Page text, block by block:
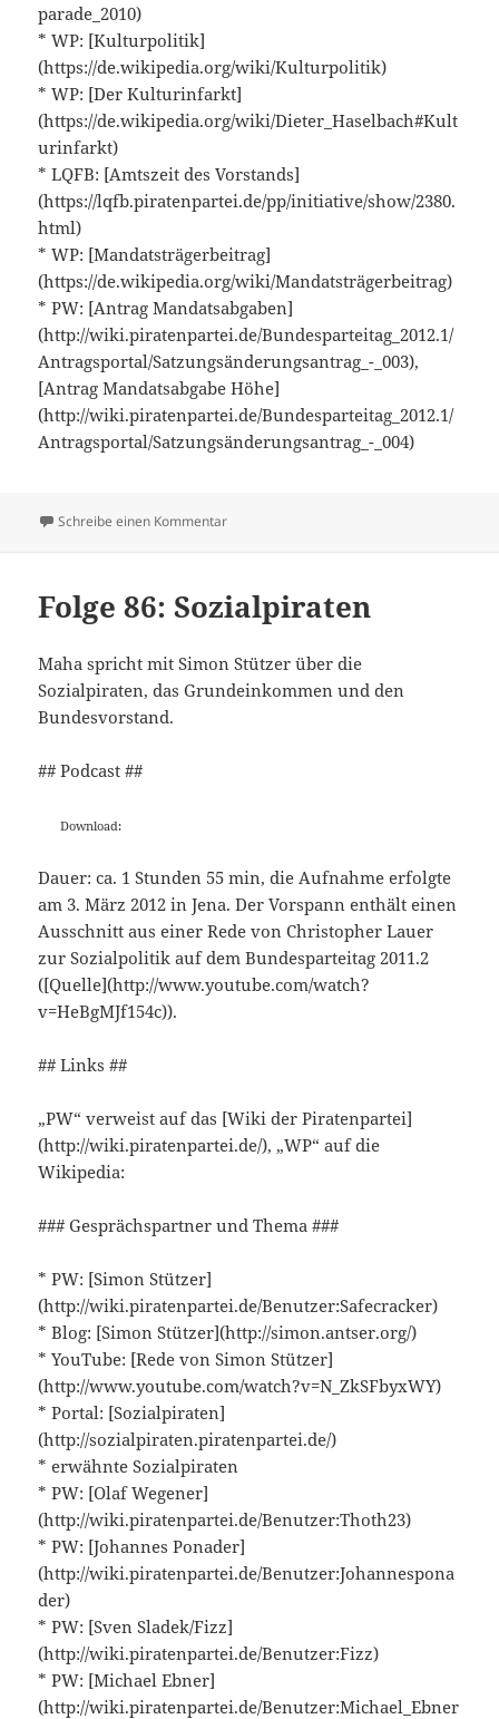
parade_2010)
* WP: [Kulturpolitik]
(https://de.wikipedia.org/wiki/Kulturpolitik)
* WP: [Der Kulturinfarkt]
(https://de.wikipedia.org/wiki/Dieter_Haselbach#Kult
urinfarkt)
* LQFB: [Amtszeit des Vorstands]
(https://lqfb.piratenpartei.de/pp/initiative/show/2380.
html)
* WP: [Mandatsträgerbeitrag]
(https://de.wikipedia.org/wiki/Mandatsträgerbeitrag)
* PW: [Antrag Mandatsabgaben]
(http://wiki.piratenpartei.de/Bundesparteitag_2012.1/
Antragsportal/Satzungsänderungsantrag_-_003),
[Antrag Mandatsabgabe Höhe]
(http://wiki.piratenpartei.de/Bundesparteitag_2012.1/
Antragsportal/Satzungsänderungsantrag_-_004)
Schreibe einen Kommentarzu Folge 89: Bundesparteitag 2012.1
Folge 86: Sozialpiraten
Maha spricht mit Simon Stützer über die
Sozialpiraten, das Grundeinkommen und den
Bundesvorstand.
## Podcast ##
Download:
Dauer: ca. 1 Stunden 55 min, die Aufnahme erfolgte
am 3. März 2012 in Jena. Der Vorspann enthält einen
Ausschnitt aus einer Rede von Christopher Lauer
zur Sozialpolitik auf dem Bundesparteitag 2011.2
([Quelle](http://www.youtube.com/watch?
v=HeBgMJf154c)).
## Links ##
„PW“ verweist auf das [Wiki der Piratenpartei]
(http://wiki.piratenpartei.de/), „WP“ auf die
Wikipedia:
### Gesprächspartner und Thema ###
* PW: [Simon Stützer]
(http://wiki.piratenpartei.de/Benutzer:Safecracker)
* Blog: [Simon Stützer](http://simon.antser.org/)
* YouTube: [Rede von Simon Stützer]
(http://www.youtube.com/watch?v=N_ZkSFbyxWY)
* Portal: [Sozialpiraten]
(http://sozialpiraten.piratenpartei.de/)
* erwähnte Sozialpiraten
* PW: [Olaf Wegener]
(http://wiki.piratenpartei.de/Benutzer:Thoth23)
* PW: [Johannes Ponader]
(http://wiki.piratenpartei.de/Benutzer:Johannespona
der)
* PW: [Sven Sladek/Fizz]
(http://wiki.piratenpartei.de/Benutzer:Fizz)
* PW: [Michael Ebner]
(http://wiki.piratenpartei.de/Benutzer:Michael_Ebner